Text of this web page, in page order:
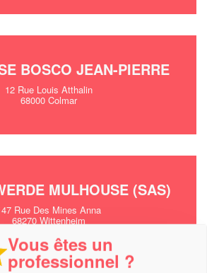
BOSCO JEAN-PIERRE
12 Rue Louis Atthalin
68000 Colmar
MULHOUSE (SAS)
Rue Des Mines Anna
68270 Wittenheim
Vous êtes un
professionnel ?